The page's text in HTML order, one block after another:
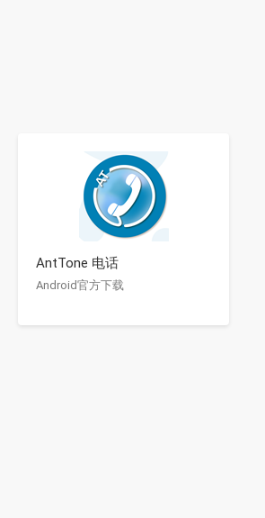
AntTone 电话
Android官方下载